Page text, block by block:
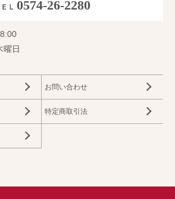
Ｌ 0574-26-2280
曜日
お問い合わせ
特定商取引法